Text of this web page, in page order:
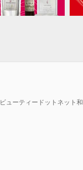
ビューティードットネット